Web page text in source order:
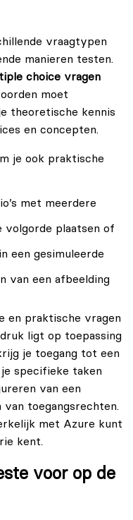
vraagtypen
manieren testen.
choice vragen
moet
theoretische kennis
en concepten.
je ook praktische
met meerdere
volgorde plaatsen of
een gesimuleerde
van een afbeelding
en praktische vragen
ligt op toepassing
je toegang tot een
specifieke taken
van een
toegangsrechten.
met Azure kunt
kent.
voor op de